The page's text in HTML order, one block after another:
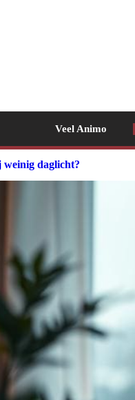
Veel Animo
daglicht?